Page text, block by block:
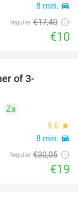
8 min. directions_car
Regulier €17,40
€10
of 3-
Za
9.6 star
8 min. directions_car
Regulier €30,05
€19